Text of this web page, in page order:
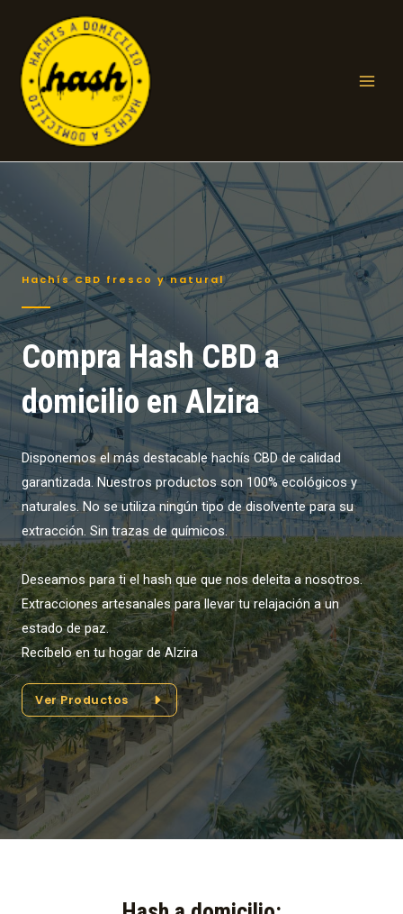
contenido
Hachís CBD fresco y natural
Compra Hash CBD a
domicilio en Alzira
Disponemos el más destacable hachís CBD de calidad
garantizada. Nuestros productos son 100% ecológicos y
naturales. No se utiliza ningún tipo de disolvente para su
extracción. Sin trazas de químicos.
Deseamos para ti el hash que que nos deleita a nosotros.
Extracciones artesanales para llevar tu relajación a un
estado de paz.
Recíbelo en tu hogar de Alzira
Ver Productos